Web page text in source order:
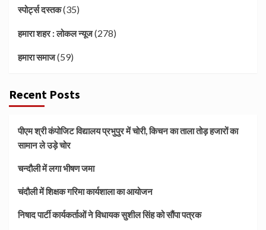
स्पोर्ट्स दस्तक(35)
हमारा शहर : लोकल न्यूज(278)
हमारा समाज(59)
Recent Posts
पीएम श्री कंपोजिट विद्यालय प्रभुपुर में चोरी, किचन का ताला तोड़ हजारों का
सामान ले उड़े चोर
चन्दौली में लगा भीषण जमा
चंदौली में शिक्षक गरिमा कार्यशाला का आयोजन
निषाद पार्टी कार्यकर्ताओं ने विधायक सुशील सिंह को सौंपा पत्रक